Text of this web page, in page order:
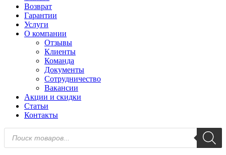
Возврат
Гарантии
Услуги
О компании
Отзывы
Клиенты
Команда
Документы
Сотрудничество
Вакансии
Акции и скидки
Статьи
Контакты
Поиск
товаров